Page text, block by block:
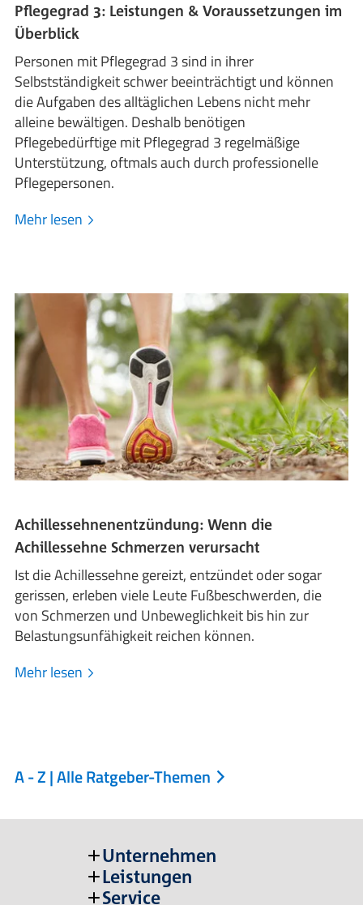
Pflegegrad 3: Leistungen & Voraussetzungen im
Überblick
Personen mit Pflegegrad 3 sind in ihrer
Selbstständigkeit schwer beeinträchtigt und können
die Aufgaben des alltäglichen Lebens nicht mehr
alleine bewältigen. Deshalb benötigen
Pflegebedürftige mit Pflegegrad 3 regelmäßige
Unterstützung, oftmals auch durch professionelle
Pflegepersonen.
Mehr lesen
Achillessehnenentzündung: Wenn die
Achillessehne Schmerzen verursacht
Ist die Achillessehne gereizt, entzündet oder sogar
gerissen, erleben viele Leute Fußbeschwerden, die
von Schmerzen und Unbeweglichkeit bis hin zur
Belastungsunfähigkeit reichen können.
Mehr lesen
A - Z | Alle Ratgeber-Themen
Unternehmen
Leistungen
Service